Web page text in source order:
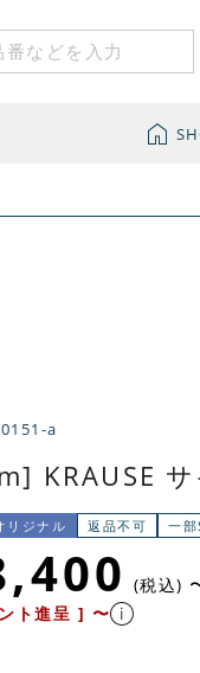
a
KRAUSE サ
リジナル 返品不可 一部
税込
ト進呈 ] 〜